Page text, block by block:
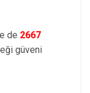
de 2667
güveni